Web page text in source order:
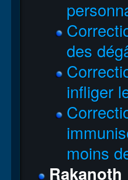
des
infliger
moins
Rakanoth